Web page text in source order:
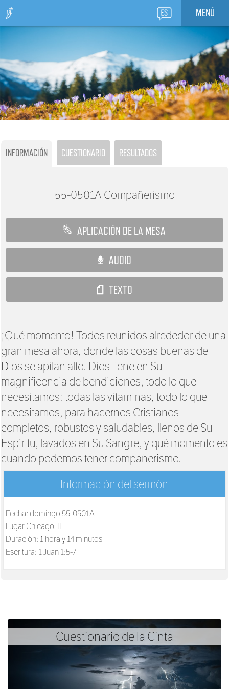
MENÚ
INFORMACIÓN CUESTIONARIO RESULTADOS
55-0501A Compañerismo
APLICACIÓN DE LA MESA
AUDIO
TEXTO
¡Qué momento! Todos reunidos alrededor de una
gran mesa ahora, donde las cosas buenas de
Dios se apilan alto. Dios tiene en Su
magnificencia de bendiciones, todo lo que
necesitamos: todas las vitaminas, todo lo que
necesitamos, para hacernos Cristianos
completos, robustos y saludables, llenos de Su
Espíritu, lavados en Su Sangre, y qué momento es
cuando podemos tener compañerismo.
Información del sermón
Fecha: domingo 55-0501A
Lugar Chicago, IL
Duración: 1 hora y 14 minutos
Escritura: 1 Juan 1:5-7
Cuestionario de la Cinta